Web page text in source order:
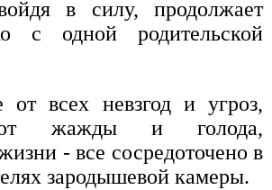
в силу, продолжает
с одной родительской
от всех невзгод и угроз,
от жажды и голода,
- все сосредоточено в
зародышевой камеры.